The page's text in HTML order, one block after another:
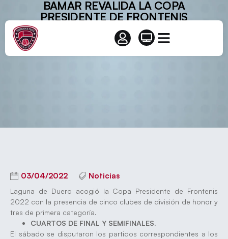
BAMAR REVALIDA LA COPA
PRESIDENTE DE FRONTENIS
03/04/2022 Noticias
Laguna de Duero acogió la Copa Presidente de Frontenis
2022 con la presencia de cinco clubes de división de honor y
tres de primera categoría.
CUARTOS DE FINAL Y SEMIFINALES.
El sábado se disputaron los partidos correspondientes a los